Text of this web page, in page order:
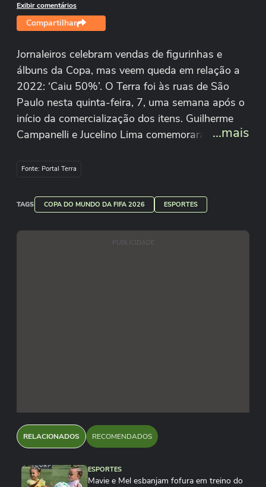
Exibir comentários
Compartilhar
Jornaleiros celebram vendas de figurinhas e
álbuns da Copa, mas veem queda em relação a
2022: ‘Caiu 50%’. O Terra foi às ruas de São
Paulo nesta quinta-feira, 7, uma semana após o
início da comercialização dos itens. Guilherme
Campanelli e Jucelino Lima comemoraram as
comparado à Copa do Catar. Fábio
Terra
...mais
Fonte: Portal Terra
TAGS COPA DO MUNDO DA FIFA 2026 ESPORTES
PUBLICIDADE
RELACIONADOS RECOMENDADOS
ESPORTES
Mavie e Mel esbanjam fofura em treino do